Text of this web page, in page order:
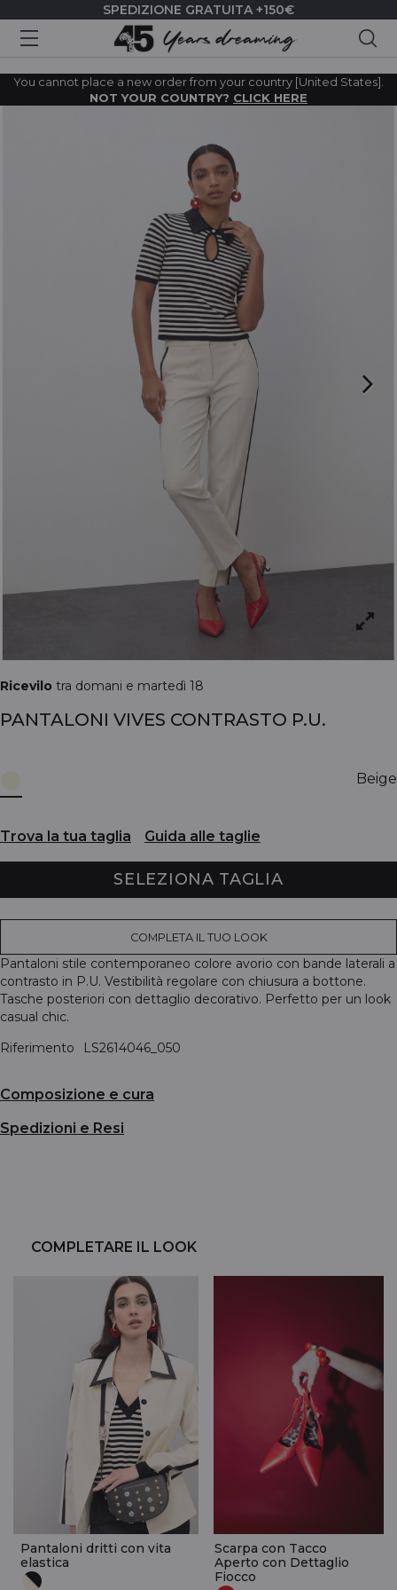
SPEDIZIONE GRATUITA +150€
You cannot place a new order from your country [United States].
NOT YOUR COUNTRY? CLICK HERE
Ricevilo tra domani e martedì 18
PANTALONI VIVES CONTRASTO P.U.
Beige
Trova la tua taglia Guida alle taglie
SELEZIONA TAGLIA
COMPLETA IL TUO LOOK
Pantaloni stile contemporaneo colore avorio con bande laterali a
contrasto in P.U. Vestibilità regolare con chiusura a bottone.
Tasche posteriori con dettaglio decorativo. Perfetto per un look
casual chic.
Riferimento
LS2614046_050
Composizione e cura
Spedizioni e Resi
COMPLETARE IL LOOK
Pantaloni dritti con vita
elastica
Scarpa con Tacco
Aperto con Dettaglio
Fiocco